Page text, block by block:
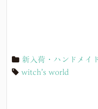
新入荷・ハンドメイ
witch’s world